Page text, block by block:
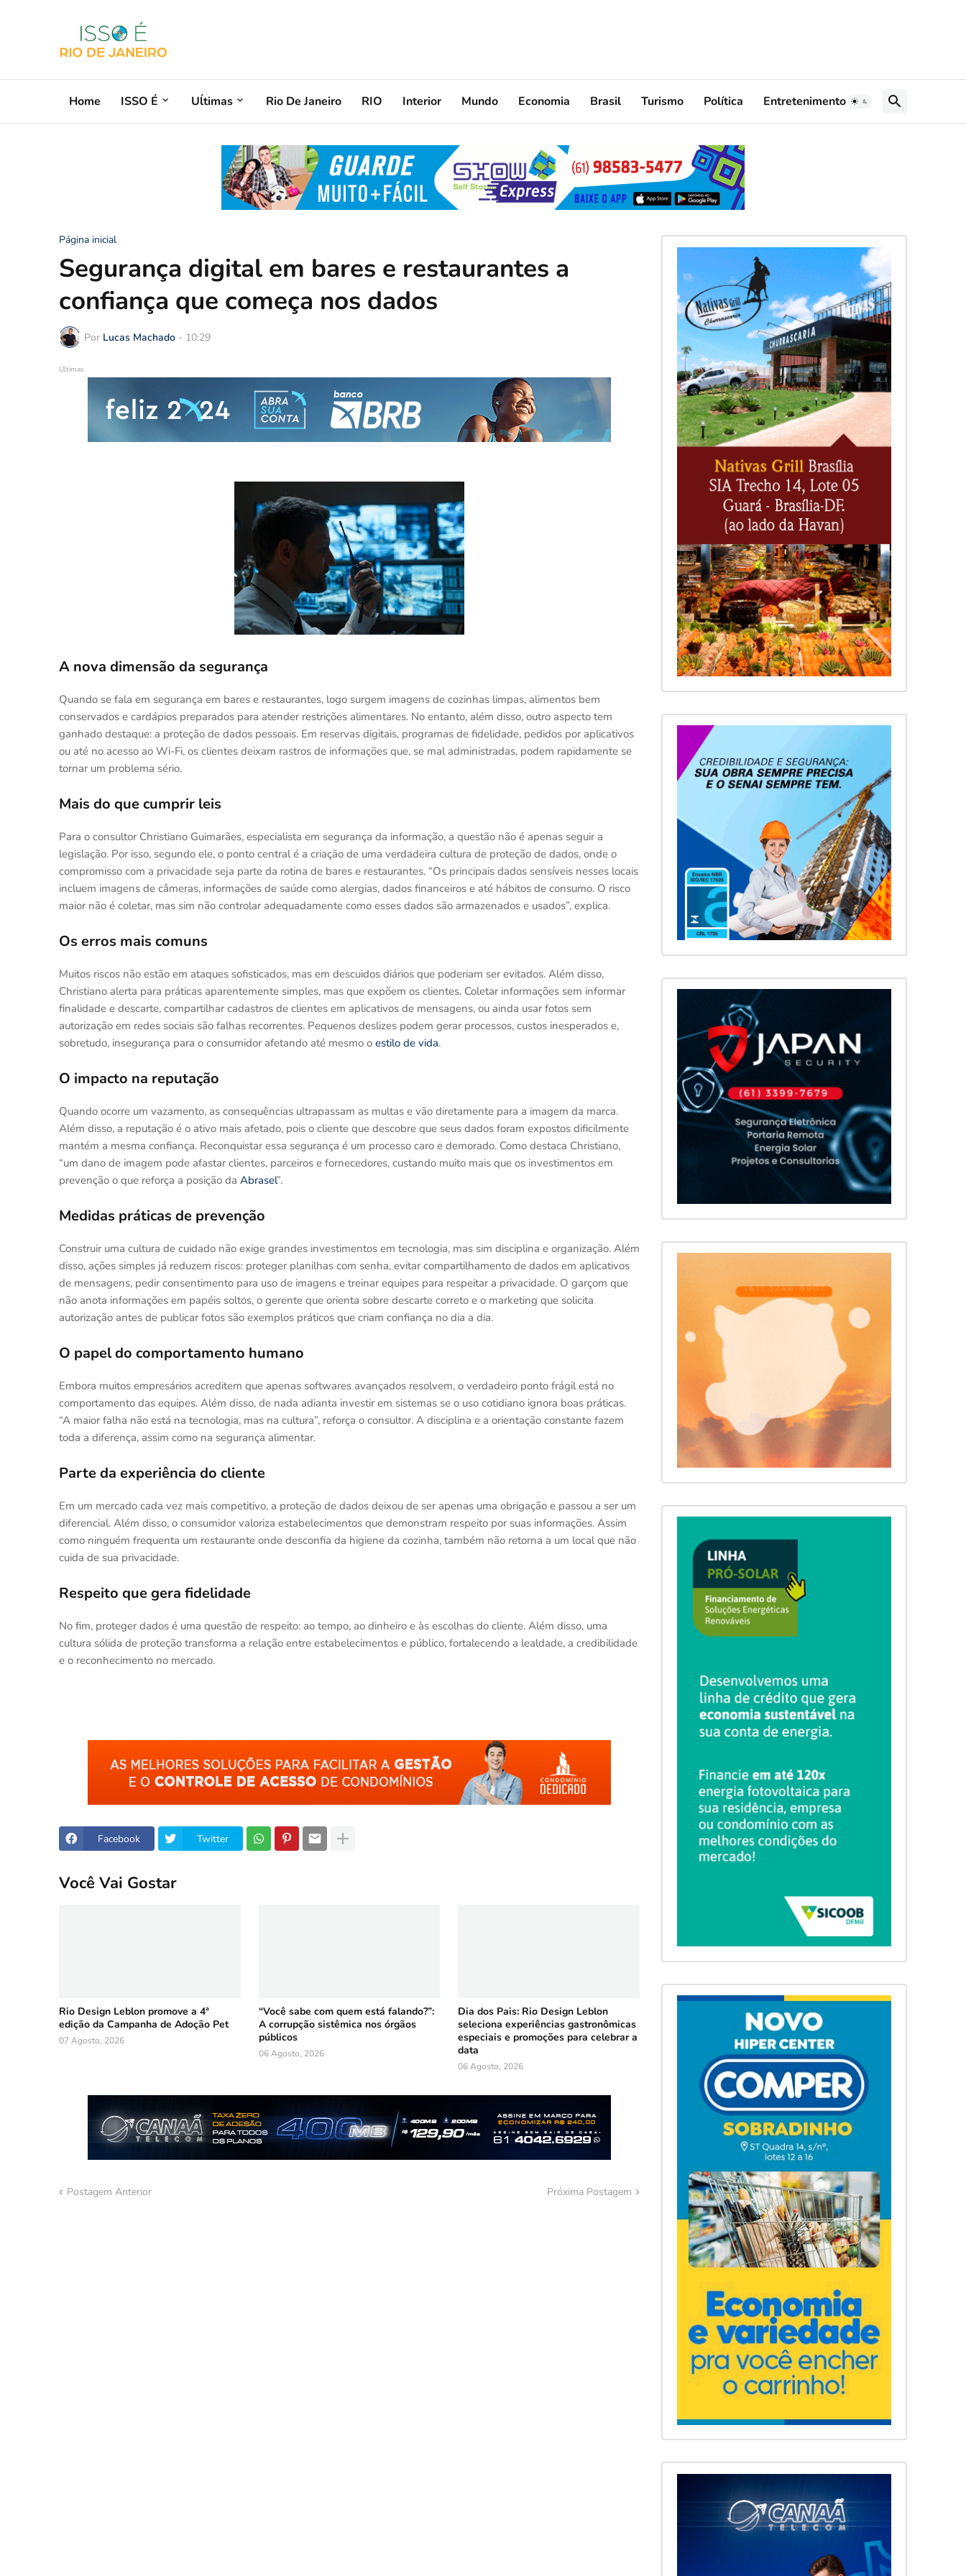
Home ISSO É Uĺtimas Rio De Janeiro RIO Interior Mundo Economia Brasil Turismo Política Entretenimento
Página inicial
Segurança digital em bares e restaurantes a
confiança que começa nos dados
Por Lucas Machado - 10:29
Últimas
A nova dimensão da segurança
Quando se fala em segurança em bares e restaurantes, logo surgem imagens de cozinhas limpas, alimentos bem
conservados e cardápios preparados para atender restrições alimentares. No entanto, além disso, outro aspecto tem
ganhado destaque: a proteção de dados pessoais. Em reservas digitais, programas de fidelidade, pedidos por aplicativos
ou até no acesso ao Wi-Fi, os clientes deixam rastros de informações que, se mal administradas, podem rapidamente se
tornar um problema sério.
Mais do que cumprir leis
Para o consultor Christiano Guimarães, especialista em segurança da informação, a questão não é apenas seguir a
legislação. Por isso, segundo ele, o ponto central é a criação de uma verdadeira cultura de proteção de dados, onde o
compromisso com a privacidade seja parte da rotina de bares e restaurantes. “Os principais dados sensíveis nesses locais
incluem imagens de câmeras, informações de saúde como alergias, dados financeiros e até hábitos de consumo. O risco
maior não é coletar, mas sim não controlar adequadamente como esses dados são armazenados e usados”, explica.
Os erros mais comuns
Muitos riscos não estão em ataques sofisticados, mas em descuidos diários que poderiam ser evitados. Além disso,
Christiano alerta para práticas aparentemente simples, mas que expõem os clientes. Coletar informações sem informar
finalidade e descarte, compartilhar cadastros de clientes em aplicativos de mensagens, ou ainda usar fotos sem
autorização em redes sociais são falhas recorrentes. Pequenos deslizes podem gerar processos, custos inesperados e,
sobretudo, insegurança para o consumidor afetando até mesmo o estilo de vida.
O impacto na reputação
Quando ocorre um vazamento, as consequências ultrapassam as multas e vão diretamente para a imagem da marca.
Além disso, a reputação é o ativo mais afetado, pois o cliente que descobre que seus dados foram expostos dificilmente
mantém a mesma confiança. Reconquistar essa segurança é um processo caro e demorado. Como destaca Christiano,
“um dano de imagem pode afastar clientes, parceiros e fornecedores, custando muito mais que os investimentos em
prevenção o que reforça a posição da Abrasel”.
Medidas práticas de prevenção
Construir uma cultura de cuidado não exige grandes investimentos em tecnologia, mas sim disciplina e organização. Além
disso, ações simples já reduzem riscos: proteger planilhas com senha, evitar compartilhamento de dados em aplicativos
de mensagens, pedir consentimento para uso de imagens e treinar equipes para respeitar a privacidade. O garçom que
não anota informações em papéis soltos, o gerente que orienta sobre descarte correto e o marketing que solicita
autorização antes de publicar fotos são exemplos práticos que criam confiança no dia a dia.
O papel do comportamento humano
Embora muitos empresários acreditem que apenas softwares avançados resolvem, o verdadeiro ponto frágil está no
comportamento das equipes. Além disso, de nada adianta investir em sistemas se o uso cotidiano ignora boas práticas.
“A maior falha não está na tecnologia, mas na cultura”, reforça o consultor. A disciplina e a orientação constante fazem
toda a diferença, assim como na segurança alimentar.
Parte da experiência do cliente
Em um mercado cada vez mais competitivo, a proteção de dados deixou de ser apenas uma obrigação e passou a ser um
diferencial. Além disso, o consumidor valoriza estabelecimentos que demonstram respeito por suas informações. Assim
como ninguém frequenta um restaurante onde desconfia da higiene da cozinha, também não retorna a um local que não
cuida de sua privacidade.
Respeito que gera fidelidade
No fim, proteger dados é uma questão de respeito: ao tempo, ao dinheiro e às escolhas do cliente. Além disso, uma
cultura sólida de proteção transforma a relação entre estabelecimentos e público, fortalecendo a lealdade, a credibilidade
e o reconhecimento no mercado.
Facebook Twitter
Você Vai Gostar
Rio Design Leblon promove a 4ª
edição da Campanha de Adoção Pet
07 Agosto, 2026
“Você sabe com quem está falando?”:
A corrupção sistêmica nos órgãos
públicos
06 Agosto, 2026
Dia dos Pais: Rio Design Leblon
seleciona experiências gastronômicas
especiais e promoções para celebrar a
data
06 Agosto, 2026
Postagem Anterior Próxima Postagem